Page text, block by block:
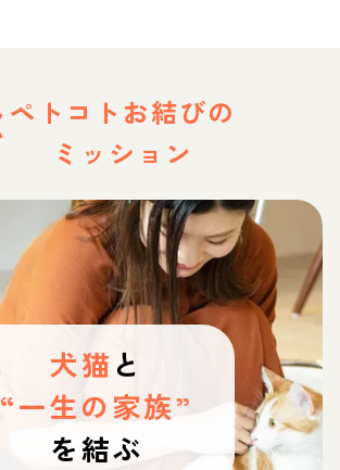
ペトコトお結びの
ミッション
犬猫 と
“一生の家族”
を結ぶ